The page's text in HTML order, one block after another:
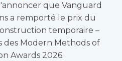
que Vanguard
a remporté le prix du
temporaire –
des Modern Methods of
Awards 2026.